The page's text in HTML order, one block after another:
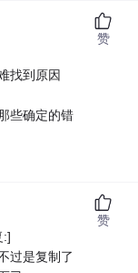
找到原因
些确定的错
赞
:]
过是复制了
赞